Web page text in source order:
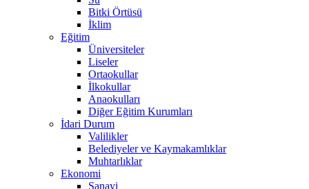
Bitki Örtüsü
İklim
Eğitim
Üniversiteler
Liseler
Ortaokullar
İlkokullar
Anaokulları
Diğer Eğitim Kurumları
İdari Durum
Valilikler
Belediyeler ve Kaymakamlıklar
Muhtarlıklar
Ekonomi
Sanayi